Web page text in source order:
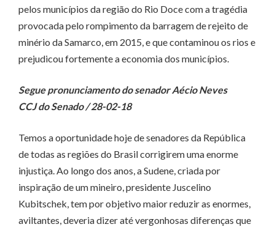
pelos municípios da região do Rio Doce com a tragédia
provocada pelo rompimento da barragem de rejeito de
minério da Samarco, em 2015, e que contaminou os rios e
prejudicou fortemente a economia dos municípios.
Segue pronunciamento do senador Aécio Neves
CCJ do Senado / 28-02-18
Temos a oportunidade hoje de senadores da República
de todas as regiões do Brasil corrigirem uma enorme
injustiça. Ao longo dos anos, a Sudene, criada por
inspiração de um mineiro, presidente Juscelino
Kubitschek, tem por objetivo maior reduzir as enormes,
aviltantes, deveria dizer até vergonhosas diferenças que